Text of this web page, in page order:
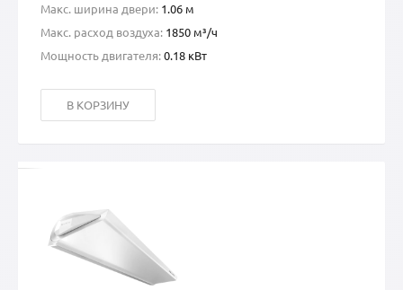
Макс. ширина двери: 1.06 м
Макс. расход воздуха: 1850 м³/ч
Мощность двигателя:0.18 кВт
В КОРЗИНУ